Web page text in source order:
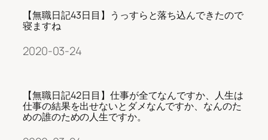
【無職日記43日目】うっすらと落ち込んできたので
寝ますね
2020-03-24
【無職日記42日目】仕事が全てなんですか、人生は
仕事の結果を出せないとダメなんですか、なんのた
めの誰のための人生ですか。